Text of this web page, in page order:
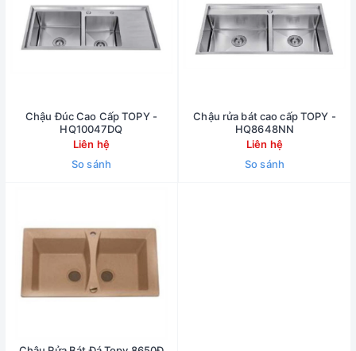
Chậu Đúc Cao Cấp TOPY -
HQ10047DQ
Liên hệ
So sánh
Chậu rửa bát cao cấp TOPY -
HQ8648NN
Liên hệ
So sánh